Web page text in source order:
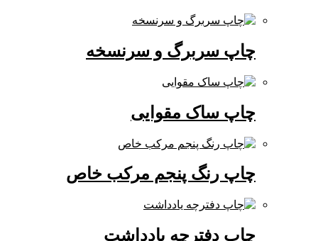
چاپ سربرگ و سرنسخه
چاپ ساک مقوایی
چاپ رنگ پنجم مرکب خاص
چاپ دفترچه یادداشت